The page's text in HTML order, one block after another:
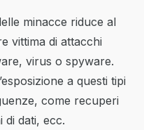
minacce riduce al
vittima di attacchi
virus o spyware.
a questi tipi
come recuperi
di dati, ecc.